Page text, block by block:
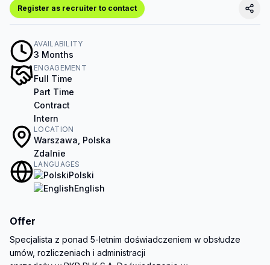
Register as recruiter to contact
AVAILABILITY
3 Months
ENGAGEMENT
Full Time
Part Time
Contract
Intern
LOCATION
Warszawa, Polska
Zdalnie
LANGUAGES
Polski
English
Offer
Specjalista z ponad 5-letnim doświadczeniem w obsłudze
umów, rozliczeniach i administracji